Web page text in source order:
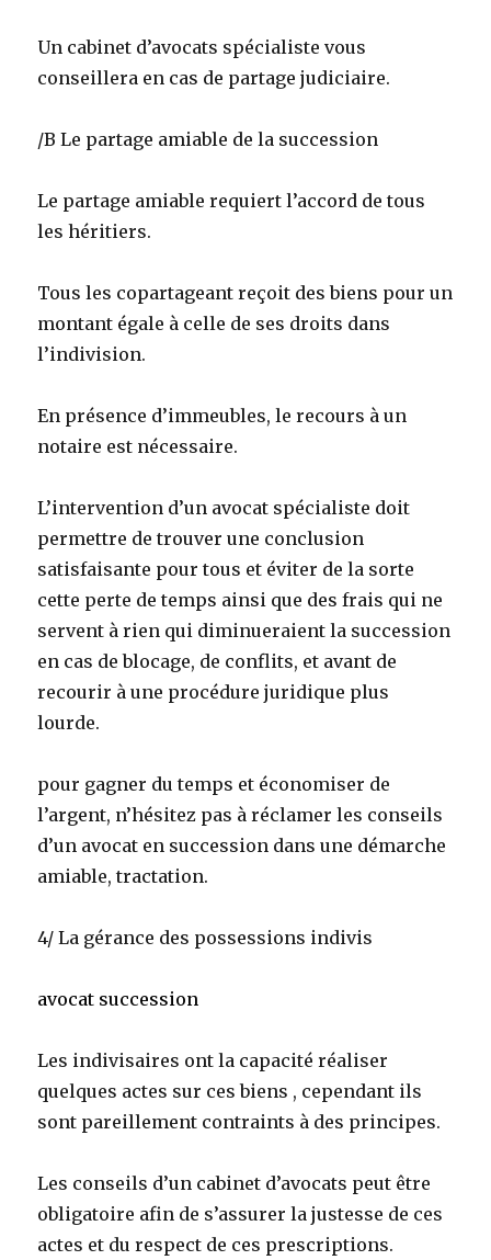
Un cabinet d’avocats spécialiste vous
conseillera en cas de partage judiciaire.
/B Le partage amiable de la succession
Le partage amiable requiert l’accord de tous
les héritiers.
Tous les copartageant reçoit des biens pour un
montant égale à celle de ses droits dans
l’indivision.
En présence d’immeubles, le recours à un
notaire est nécessaire.
L’intervention d’un avocat spécialiste doit
permettre de trouver une conclusion
satisfaisante pour tous et éviter de la sorte
cette perte de temps ainsi que des frais qui ne
servent à rien qui diminueraient la succession
en cas de blocage, de conflits, et avant de
recourir à une procédure juridique plus
lourde.
pour gagner du temps et économiser de
l’argent, n’hésitez pas à réclamer les conseils
d’un avocat en succession dans une démarche
amiable, tractation.
4/ La gérance des possessions indivis
avocat succession
Les indivisaires ont la capacité réaliser
quelques actes sur ces biens , cependant ils
sont pareillement contraints à des principes.
Les conseils d’un cabinet d’avocats peut être
obligatoire afin de s’assurer la justesse de ces
actes et du respect de ces prescriptions.